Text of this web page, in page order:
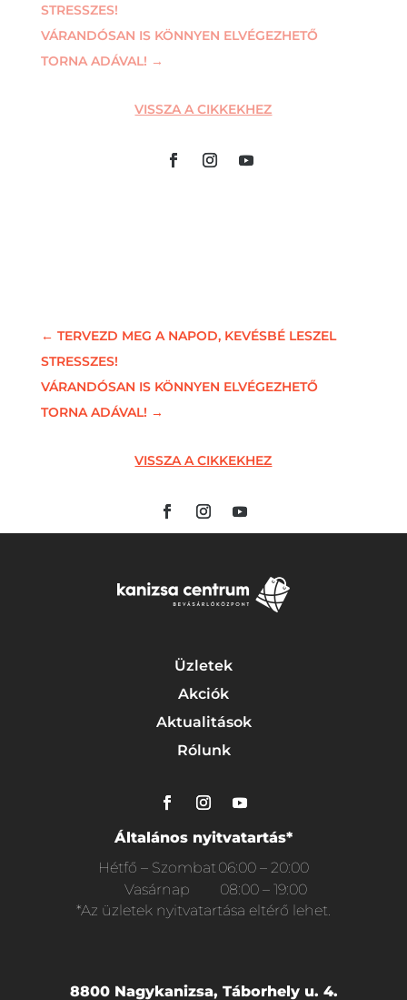
STRESSZES!
VÁRANDÓSAN IS KÖNNYEN ELVÉGEZHETŐ
TORNA ADÁVAL! →
VISSZA A CIKKEKHEZ
← TERVEZD MEG A NAPOD, KEVÉSBÉ LESZEL
STRESSZES!
VÁRANDÓSAN IS KÖNNYEN ELVÉGEZHETŐ
TORNA ADÁVAL! →
VISSZA A CIKKEKHEZ
Üzletek
Akciók
Aktualitások
Rólunk
Általános nyitvatartás*
Hétfő – Szombat 06:00 – 20:00
Vasárnap
08:00 – 19:00
*Az üzletek nyitvatartása eltérő lehet.
8800 Nagykanizsa, Táborhely u. 4.